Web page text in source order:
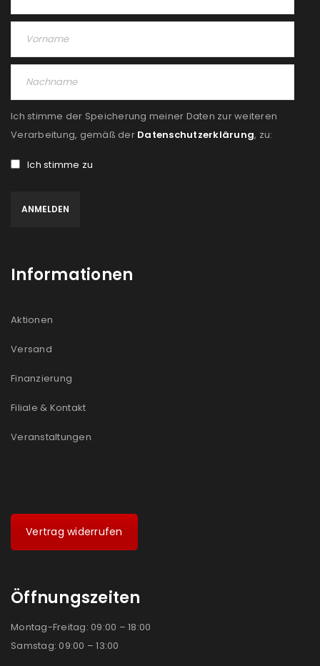
Ich stimme der Speicherung meiner Daten zur weiteren
Verarbeitung, gemäß der Datenschutzerklärung, zu:
Ich stimme zu
Informationen
Aktionen
Versand
Finanzierung
Filiale & Kontakt
Veranstaltungen
Vertrag widerrufen
Öffnungszeiten
Montag-Freitag: 09:00 – 18:00
Samstag: 09:00 – 13:00